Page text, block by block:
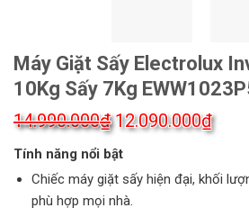
Máy Giặt Sấy Electrolux
10Kg Sấy 7Kg
14.990.000₫Giá
gốc
là:
14.990.000₫.
12.090.000₫Giá
tại
Tính năng nổi bật
Chiếc máy giặt sấy hiện đại, khối
phù hợp mọi nhà.